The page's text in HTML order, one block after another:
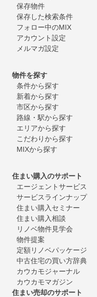
保存物件
保存した検索条件
フォロー中のMIX
アカウント設定
メルマガ設定
物件を探す
条件から探す
新着から探す
市区から探す
路線・駅から探す
エリアから探す
こだわりから探す
MIXから探す
住まい購入のサポート
エージェントサービス
サービスラインナップ
住まい購入セミナー
住まい購入相談
リノベ物件見学会
物件提案
定額リノベパッケージ
中古住宅の買い方辞典
カウカモジャーナル
カウカモマガジン
住まい売却のサポート